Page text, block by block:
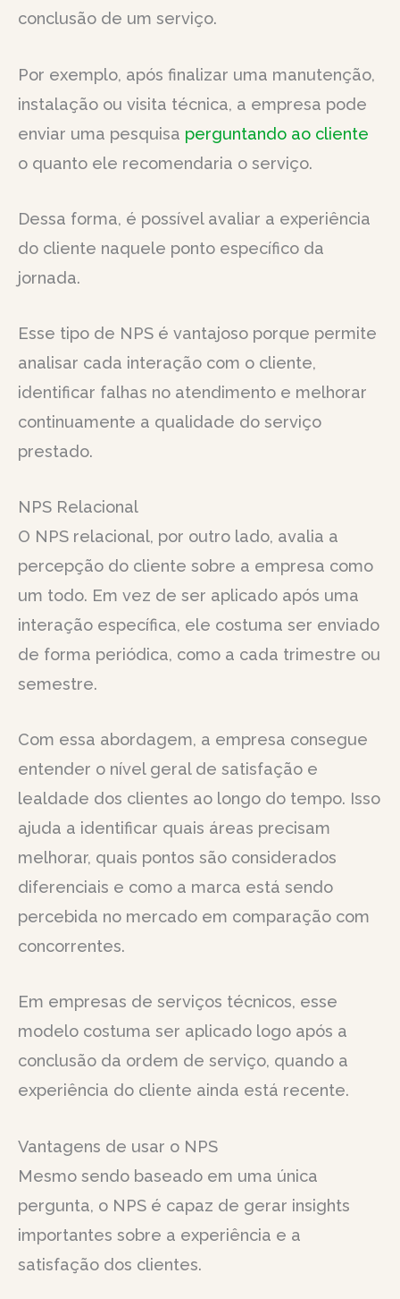
conclusão de um serviço.
Por exemplo, após finalizar uma manutenção,
instalação ou visita técnica, a empresa pode
enviar uma pesquisa perguntando ao cliente
o quanto ele recomendaria o serviço.
Dessa forma, é possível avaliar a experiência
do cliente naquele ponto específico da
jornada.
Esse tipo de NPS é vantajoso porque permite
analisar cada interação com o cliente,
identificar falhas no atendimento e melhorar
continuamente a qualidade do serviço
prestado.
NPS Relacional
O NPS relacional, por outro lado, avalia a
percepção do cliente sobre a empresa como
um todo. Em vez de ser aplicado após uma
interação específica, ele costuma ser enviado
de forma periódica, como a cada trimestre ou
semestre.
Com essa abordagem, a empresa consegue
entender o nível geral de satisfação e
lealdade dos clientes ao longo do tempo. Isso
ajuda a identificar quais áreas precisam
melhorar, quais pontos são considerados
diferenciais e como a marca está sendo
percebida no mercado em comparação com
concorrentes.
Em empresas de serviços técnicos, esse
modelo costuma ser aplicado logo após a
conclusão da ordem de serviço, quando a
experiência do cliente ainda está recente.
Vantagens de usar o NPS
Mesmo sendo baseado em uma única
pergunta, o NPS é capaz de gerar insights
importantes sobre a experiência e a
satisfação dos clientes.